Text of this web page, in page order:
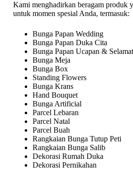
Kami menghadirkan beragam produk
untuk momen spesial Anda, termasuk:
Bunga Papan Wedding
Bunga Papan Duka Cita
Bunga Papan Ucapan & Selamat
Bunga Meja
Bunga Box
Standing Flowers
Bunga Krans
Hand Bouquet
Bunga Artificial
Parcel Lebaran
Parcel Natal
Parcel Buah
Rangkaian Bunga Tutup Peti
Rangkaian Bunga Salib
Dekorasi Rumah Duka
Dekorasi Pernikahan